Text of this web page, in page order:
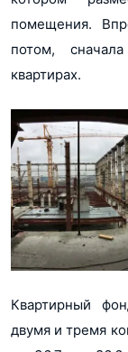
помещения.
потом,
квартирах.
Квартирный
двумя и тремя